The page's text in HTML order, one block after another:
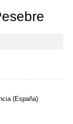
(España)